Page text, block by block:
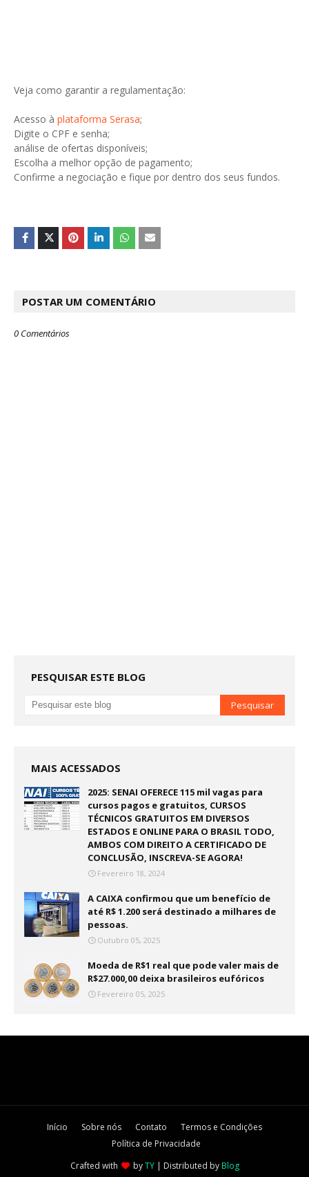
Veja como garantir a regulamentação:
Acesso à plataforma Serasa;
Digite o CPF e senha;
análise de ofertas disponíveis;
Escolha a melhor opção de pagamento;
Confirme a negociação e fique por dentro dos seus fundos.
POSTAR UM COMENTÁRIO
0 Comentários
PESQUISAR ESTE BLOG
MAIS ACESSADOS
2025: SENAI OFERECE 115 mil vagas para
cursos pagos e gratuitos, CURSOS
TÉCNICOS GRATUITOS EM DIVERSOS
ESTADOS E ONLINE PARA O BRASIL TODO,
AMBOS COM DIREITO A CERTIFICADO DE
CONCLUSÃO, INSCREVA-SE AGORA!
Fevereiro 18, 2024
A CAIXA confirmou que um benefício de
até R$ 1.200 será destinado a milhares de
pessoas.
Outubro 05, 2025
Moeda de R$1 real que pode valer mais de
R$27.000,00 deixa brasileiros eufóricos
Fevereiro 05, 2025
Início Sobre nós Contato
Termos e Condições
Política de Privacidade
Crafted with
byTY| Distributed by Blog